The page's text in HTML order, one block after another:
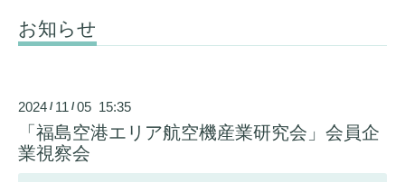
お知らせ
2024 / 11 /05 15:35
「福島空港エリア航空機産業研究会」会員企
業視察会